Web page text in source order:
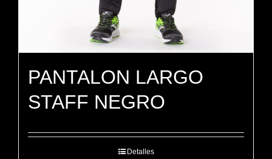
PANTALON LARGO
STAFF NEGRO
Detalles